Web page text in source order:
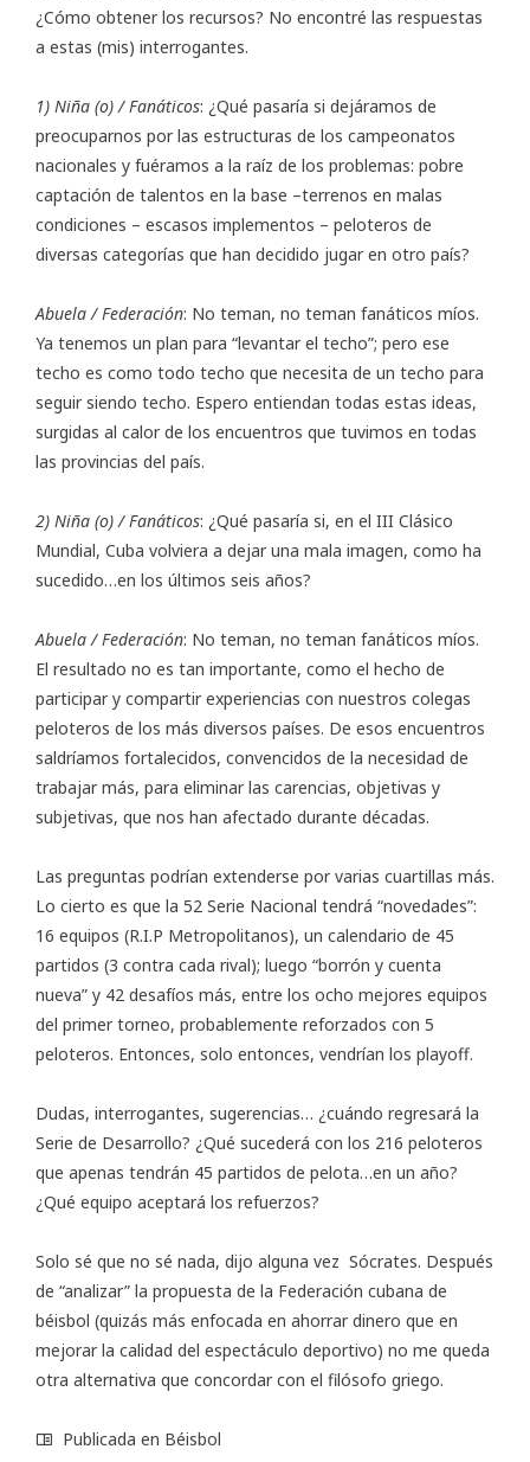
¿Cómo obtener los recursos? No encontré las respuestas
a estas (mis) interrogantes.
1) Niña (o) / Fanáticos: ¿Qué pasaría si dejáramos de
preocuparnos por las estructuras de los campeonatos
nacionales y fuéramos a la raíz de los problemas: pobre
captación de talentos en la base –terrenos en malas
condiciones – escasos implementos – peloteros de
diversas categorías que han decidido jugar en otro país?
Abuela / Federación: No teman, no teman fanáticos míos.
Ya tenemos un plan para “levantar el techo”; pero ese
techo es como todo techo que necesita de un techo para
seguir siendo techo. Espero entiendan todas estas ideas,
surgidas al calor de los encuentros que tuvimos en todas
las provincias del país.
2) Niña (o) / Fanáticos: ¿Qué pasaría si, en el III Clásico
Mundial, Cuba volviera a dejar una mala imagen, como ha
sucedido…en los últimos seis años?
Abuela / Federación: No teman, no teman fanáticos míos.
El resultado no es tan importante, como el hecho de
participar y compartir experiencias con nuestros colegas
peloteros de los más diversos países. De esos encuentros
saldríamos fortalecidos, convencidos de la necesidad de
trabajar más, para eliminar las carencias, objetivas y
subjetivas, que nos han afectado durante décadas.
Las preguntas podrían extenderse por varias cuartillas más.
Lo cierto es que la 52 Serie Nacional tendrá “novedades”:
16 equipos (R.I.P Metropolitanos), un calendario de 45
partidos (3 contra cada rival); luego “borrón y cuenta
nueva” y 42 desafíos más, entre los ocho mejores equipos
del primer torneo, probablemente reforzados con 5
peloteros. Entonces, solo entonces, vendrían los playoff.
Dudas, interrogantes, sugerencias… ¿cuándo regresará la
Serie de Desarrollo? ¿Qué sucederá con los 216 peloteros
que apenas tendrán 45 partidos de pelota…en un año?
¿Qué equipo aceptará los refuerzos?
Solo sé que no sé nada, dijo alguna vez Sócrates. Después
de “analizar” la propuesta de la Federación cubana de
béisbol (quizás más enfocada en ahorrar dinero que en
mejorar la calidad del espectáculo deportivo) no me queda
otra alternativa que concordar con el filósofo griego.
Publicada en Béisbol